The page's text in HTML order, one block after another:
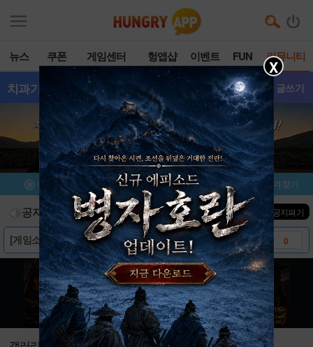
뉴스 쿠폰 게임센터 헝앱샵 이벤트 FUN 커뮤니티
치과가좋아요 - 갤러리 글쓰기
메뉴 이벤트/미션 설치/평가 즐겨찾기
공지사항 진행중인 이벤트0건 ▼ 공지펴기
[게임소개] - 치과가좋아요 0
X